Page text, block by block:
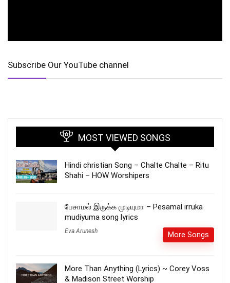
Subscribe Our YouTube channel
MOST VIEWED SONGS
Hindi christian Song – Chalte Chalte – Ritu
Shahi – HOW Worshipers
பேசாமல் இருக்க முடியுமா – Pesamal irruka
mudiyuma song lyrics
Eva.Arunesh More Songs
More Than Anything (Lyrics) ~ Corey Voss
& Madison Street Worship